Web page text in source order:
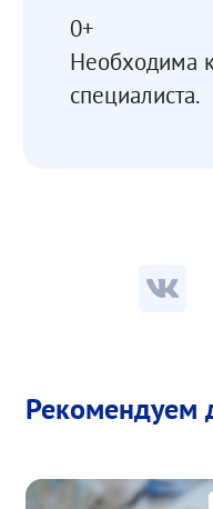
0+
Необходима
специалиста.
Рекомендуем